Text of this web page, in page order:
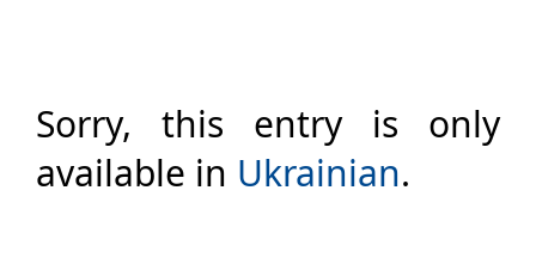
Sorry, this entry is only
available in Ukrainian.